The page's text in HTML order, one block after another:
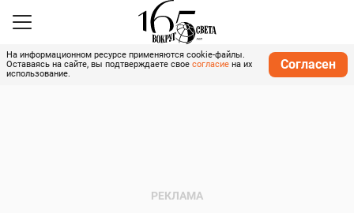
На информационном ресурсе применяются cookie-файлы.
Оставаясь на сайте, вы подтверждаете свое согласие на их
использование.
Согласен